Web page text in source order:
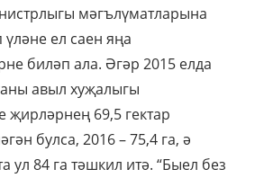
мәгълүматларына
үләне ел саен яңа
биләп ала. Әгәр 2015 елда
авыл хуҗалыгы
җирләрнең 69,5 гектар
булса, 2016 – 75,4 га, ә
ул 84 га тәшкил итә. “Быел без